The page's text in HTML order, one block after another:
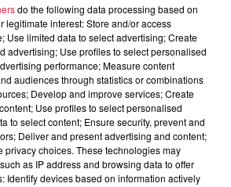
2026
dernières infos sur la venue du
à Metz en septembre
2026
Park : des précisons sur
Euro-Mir
do the following data processing based on
legitimate interest: Store and/or access
Use limited data to select advertising; Create
advertising; Use profiles to select personalised
performance; Measure content
audiences through statistics or combinations
Develop and improve services; Create
Use profiles to select personalised
to select content; Ensure security, prevent and
Deliver and present advertising and content;
privacy choices. These technologies may
as IP address and browsing data to offer
Identify devices based on information actively